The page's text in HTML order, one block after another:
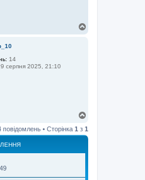
14
серпня 2025, 21:10
г
о
повідомлень • Сторінка 1 з 1